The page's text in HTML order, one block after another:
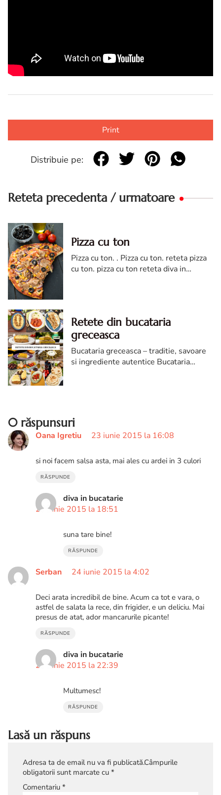
Print
Distribuie pe:
Reteta precedenta / urmatoare
Pizza cu ton
Pizza cu ton. . Pizza cu ton. reteta pizza
cu ton. pizza cu ton reteta diva in
Retete din bucataria
greceasca
Bucataria greceasca – traditie, savoare
si ingrediente autentice Bucataria
0 răspunsuri
Oana Igretiu 23 iunie 2015 la 16:08
si noi facem salsa asta, mai ales cu ardei in 3 culori
RĂSPUNDE
diva in bucatarie
23 iunie 2015 la 18:51
suna tare bine!
RĂSPUNDE
Serban 24 iunie 2015 la 4:02
Deci arata incredibil de bine. Acum ca tot e vara, o
astfel de salata la rece, din frigider, e un deliciu. Mai
presus de atat, ador mancarurile picante!
RĂSPUNDE
diva in bucatarie
28 iunie 2015 la 22:39
Multumesc!
RĂSPUNDE
Lasă un răspuns
Adresa ta de email nu va fi publicată.Câmpurile
obligatorii sunt marcate cu *
Comentariu *